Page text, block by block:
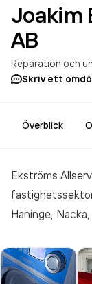
Joakim
AB
Reparation och
Skriv ett
Överblick
Ekströms
Haninge,
och skötsel,